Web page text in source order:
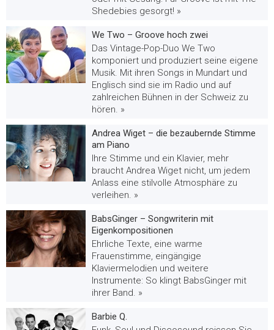
Shedebies gesorgt! »
We Two – Groove hoch zwei
Das Vintage-Pop-Duo We Two
komponiert und produziert seine eigene
Musik. Mit ihren Songs in Mundart und
Englisch sind sie im Radio und auf
zahlreichen Bühnen in der Schweiz zu
hören. »
Andrea Wiget – die bezaubernde Stimme
am Piano
Ihre Stimme und ein Klavier, mehr
braucht Andrea Wiget nicht, um jedem
Anlass eine stilvolle Atmosphäre zu
verleihen. »
BabsGinger – Songwriterin mit
Eigenkompositionen
Ehrliche Texte, eine warme
Frauenstimme, eingängige
Klaviermelodien und weitere
Instrumente: So klingt BabsGinger mit
ihrer Band. »
Barbie Q.